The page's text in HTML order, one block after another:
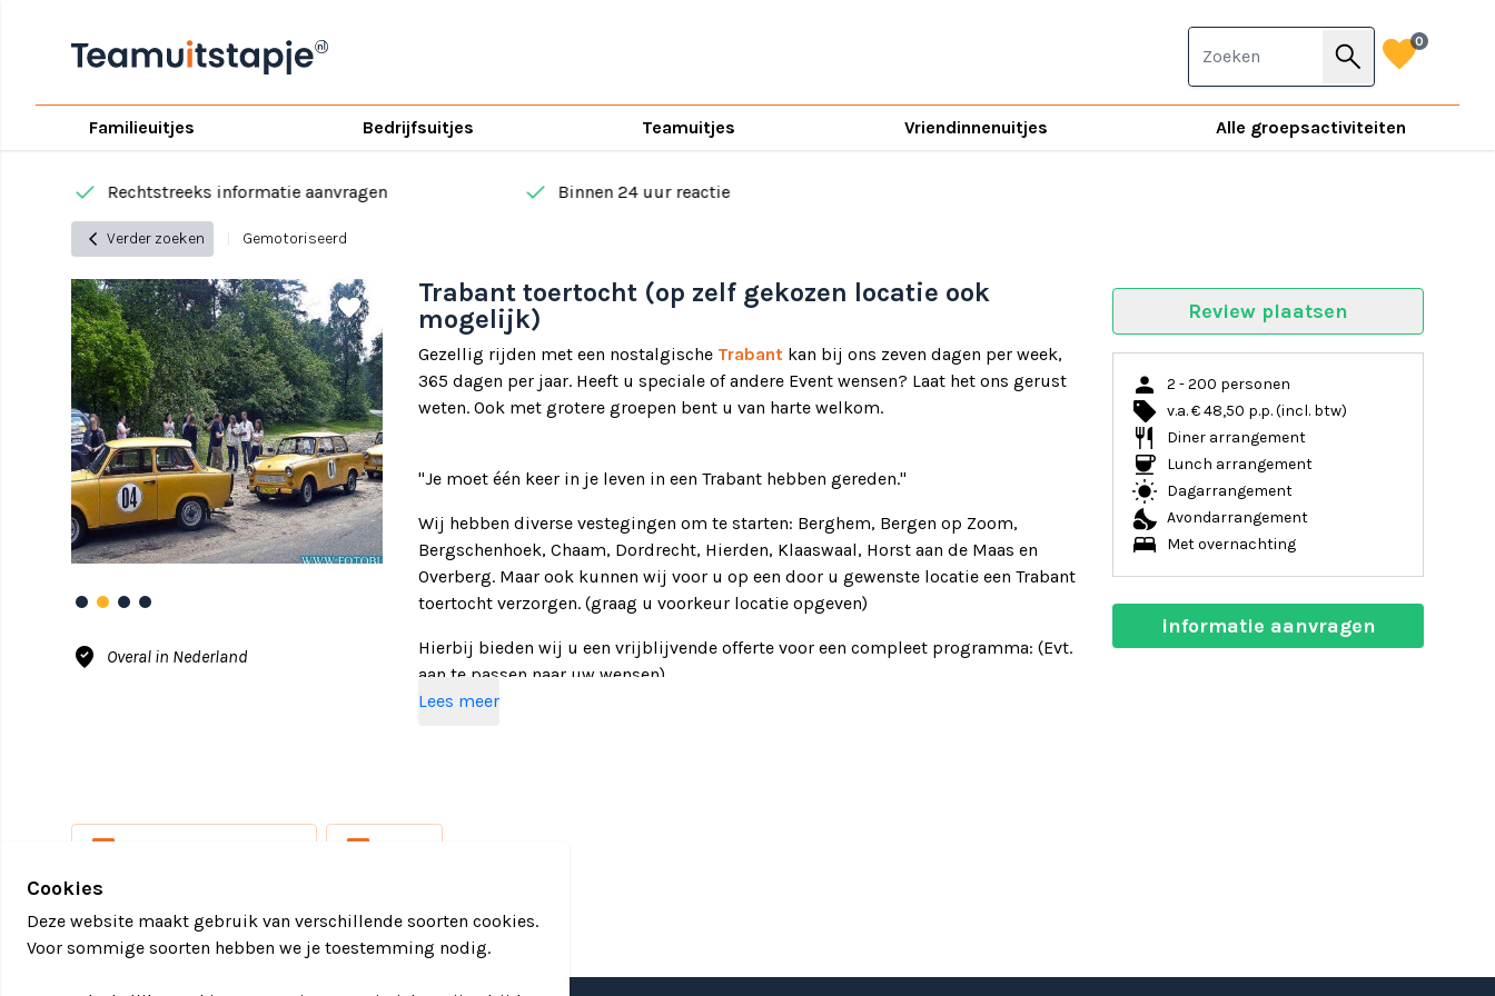
Familieuitjes Bedrijfsuitjes Teamuitjes Vriendinnenuitjes Alle groepsactiviteiten
search favorite0
done Rechtstreeks informatie aanvragen done Binnen 24 uur reactie
chevron_left Verder zoeken Gemotoriseerd
Trabant toertocht (op zelf gekozen locatie ook
mogelijk)
Gezellig rijden met een nostalgische Trabant kan bij ons zeven dagen per week,
365 dagen per jaar. Heeft u speciale of andere Event wensen? Laat het ons gerust
weten. Ook met grotere groepen bent u van harte welkom.
"Je moet één keer in je leven in een Trabant hebben gereden."
Wij hebben diverse vestegingen om te starten: Berghem, Bergen op Zoom,
Bergschenhoek, Chaam, Dordrecht, Hierden, Klaaswaal, Horst aan de Maas en
Overberg. Maar ook kunnen wij voor u op een door u gewenste locatie een Trabant
toertocht verzorgen. (graag u voorkeur locatie opgeven)
Hierbij bieden wij u een vrijblijvende offerte voor een compleet programma: (Evt.
aan te passen naar uw wensen).
4 minuten per Trabant, na de uitleg vertrekt de Trabant, u start dus omstebeurt ).
• Een Trabietoer arrangement is voorzien van een Foto-routeboek. *
Lees meer
Review plaatsen
person 2 - 200 personen
local_offer v.a. € 48,50 p.p. (incl. btw)
restaurant Diner arrangement
coffee Lunch arrangement
wb_sunny Dagarrangement
nights_stay Avondarrangement
bed Met overnachting
Informatie aanvragen
share favorite
where_to_vote Overal in Nederland
local_activity local_activity
Cookies
Deze website maakt gebruik van verschillende soorten cookies.
Voor sommige soorten hebben we je toestemming nodig.